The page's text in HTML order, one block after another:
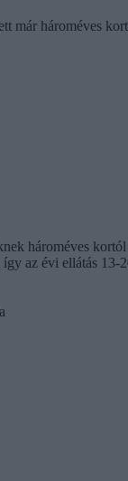
hároméves
hároméves
az évi ellátás